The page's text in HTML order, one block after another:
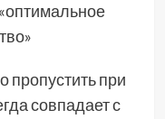
пропустить при
совпадает с